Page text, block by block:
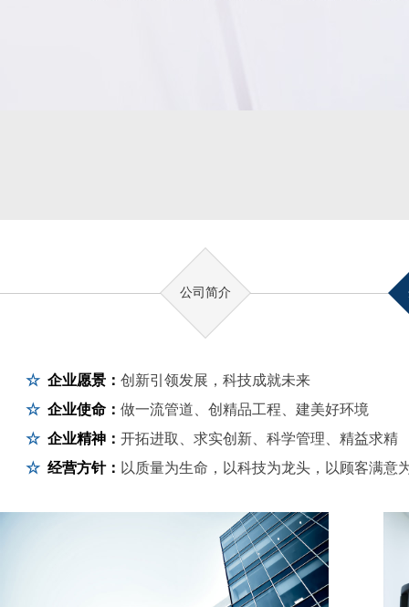
公司简介
☆ 企业愿景：创新引领发展，科技成就未来
☆ 企业使命：做一流管道 、创精品工程 、建美好环境
☆ 企业精神：开拓进取、求实创新、科学管理、精益求精
☆ 经营方针： 以质量为生命 ， 以科技为龙头 ， 以顾客满意